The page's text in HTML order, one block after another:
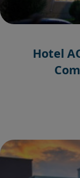
Hotel